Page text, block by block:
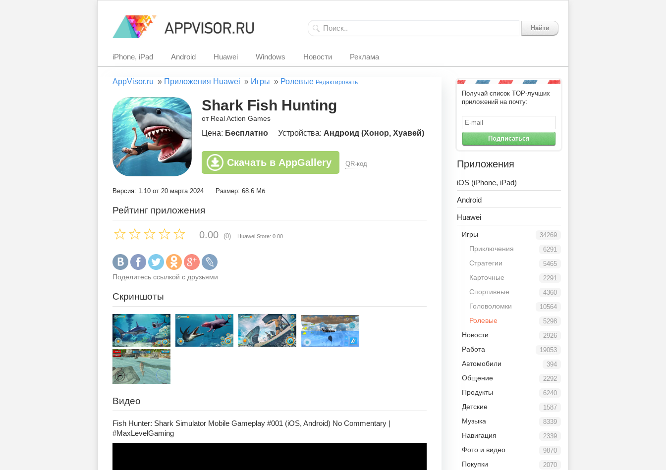
Найти
iPhone, iPad Android Huawei Windows Новости Реклама
AppVisor.ru » Приложения Huawei » Игры » Ролевые Редактировать
Shark Fish Hunting
от Real Action Games
Цена: Бесплатно Устройства: Андроид (Хонор, Хуавей)
Скачать в AppGallery QR-код
Версия: 1.10 от 20 марта 2024 Размер: 68.6 Мб
Рейтинг приложения
0.00 (0) Huawei Store: 0.00
Поделитесь ссылкой с друзьями
Скриншоты
Видео
Fish Hunter: Shark Simulator Mobile Gameplay #001 (iOS, Android) No Commentary |
#MaxLevelGaming
Получай список TOP-лучших
приложений на почту:
Подписаться
Приложения
iOS (iPhone, iPad)
Android
Huawei
34269
Игры
6291
Приключения
5465
Стратегии
2291
Карточные
4360
Спортивные
10564
Головоломки
5298
Ролевые
2926
Новости
19053
Работа
394
Автомобили
2292
Общение
6240
Продукты
1587
Детские
8339
Музыка
2339
Навигация
9870
Фото и видео
2070
Покупки